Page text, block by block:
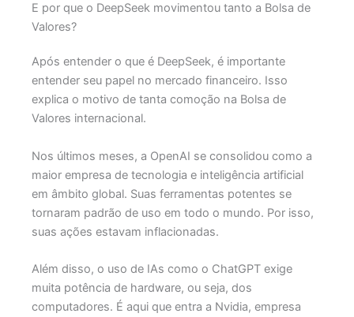
E por que o DeepSeek movimentou tanto a Bolsa de
Valores?
Após entender o que é DeepSeek, é importante
entender seu papel no mercado financeiro. Isso
explica o motivo de tanta comoção na Bolsa de
Valores internacional.
Nos últimos meses, a OpenAI se consolidou como a
maior empresa de tecnologia e inteligência artificial
em âmbito global. Suas ferramentas potentes se
tornaram padrão de uso em todo o mundo. Por isso,
suas ações estavam inflacionadas.
Além disso, o uso de IAs como o ChatGPT exige
muita potência de hardware, ou seja, dos
computadores. É aqui que entra a Nvidia, empresa